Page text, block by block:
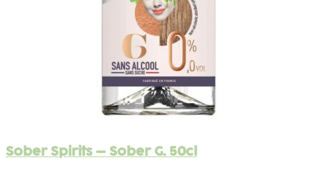
Sober Spirits – Sober G. 50cl